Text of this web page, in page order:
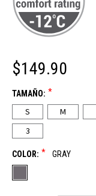
$149.90
TAMAÑO: *
S M
3
COLOR: * GRAY